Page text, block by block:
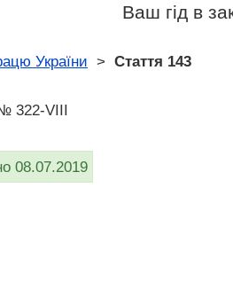
Ваш гід в
України > Стаття 143
322-VIII
08.07.2019